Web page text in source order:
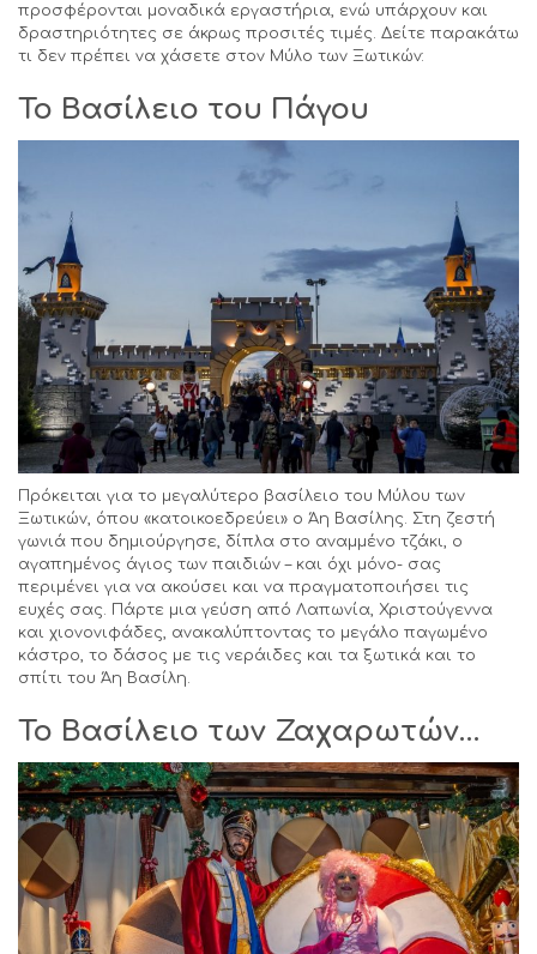
προσφέρονται μοναδικά εργαστήρια, ενώ υπάρχουν και
δραστηριότητες σε άκρως προσιτές τιμές. Δείτε παρακάτω
τι δεν πρέπει να χάσετε στον Μύλο των Ξωτικών:
Το Βασίλειο του Πάγου
Πρόκειται για το μεγαλύτερο βασίλειο του Μύλου των
Ξωτικών, όπου «κατοικοεδρεύει» ο Άη Βασίλης. Στη ζεστή
γωνιά που δημιούργησε, δίπλα στο αναμμένο τζάκι, ο
αγαπημένος άγιος των παιδιών – και όχι μόνο- σας
περιμένει για να ακούσει και να πραγματοποιήσει τις
ευχές σας. Πάρτε μια γεύση από Λαπωνία, Χριστούγεννα
και χιονονιφάδες, ανακαλύπτοντας το μεγάλο παγωμένο
κάστρο, το δάσος με τις νεράιδες και τα ξωτικά και το
σπίτι του Άη Βασίλη.
Το Βασίλειο των Ζαχαρωτών…